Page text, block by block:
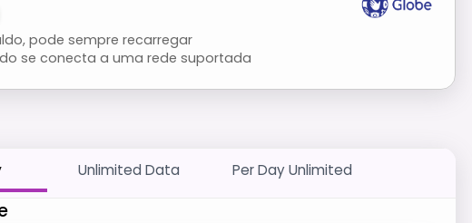
pode sempre recarregar
se conecta a uma rede suportada
Unlimited Data Per Day Unlimited